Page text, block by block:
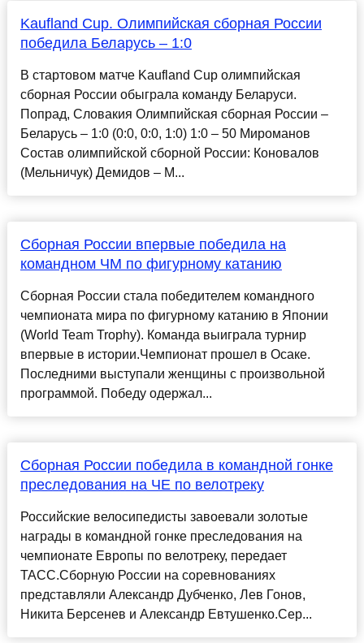
Kaufland Cup. Олимпийская сборная России
победила Беларусь – 1:0
В стартовом матче Kaufland Cup олимпийская
сборная России обыграла команду Беларуси.
Попрад, Словакия Олимпийская сборная России –
Беларусь – 1:0 (0:0, 0:0, 1:0) 1:0 – 50 Мироманов
Состав олимпийской сборной России: Коновалов
(Мельничук) Демидов – М...
Сборная России впервые победила на
командном ЧМ по фигурному катанию
Сборная России стала победителем командного
чемпионата мира по фигурному катанию в Японии
(World Team Trophy). Команда выиграла турнир
впервые в истории.Чемпионат прошел в Осаке.
Последними выступали женщины с произвольной
программой. Победу одержал...
Сборная России победила в командной гонке
преследования на ЧЕ по велотреку
Российские велосипедисты завоевали золотые
награды в командной гонке преследования на
чемпионате Европы по велотреку, передает
ТАСС.Сборную России на соревнованиях
представляли Александр Дубченко, Лев Гонов,
Никита Берсенев и Александр Евтушенко.Сер...